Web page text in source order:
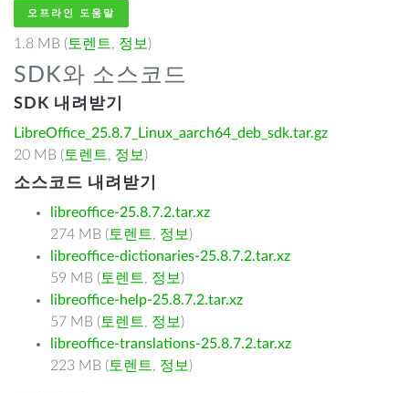
오프라인 도움말
1.8 MB ( 토렌트, 정보 )
SDK와 소스코드
SDK 내려받기
LibreOffice_25.8.7_Linux_aarch64_deb_sdk.tar.gz
20 MB ( 토렌트, 정보 )
소스코드 내려받기
libreoffice-25.8.7.2.tar.xz
274 MB ( 토렌트, 정보 )
libreoffice-dictionaries-25.8.7.2.tar.xz
59 MB ( 토렌트, 정보 )
libreoffice-help-25.8.7.2.tar.xz
57 MB ( 토렌트, 정보 )
libreoffice-translations-25.8.7.2.tar.xz
223 MB ( 토렌트, 정보 )